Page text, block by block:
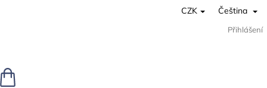
CZK Čeština
Přihlášení
NÁKUPNÍ
KOŠÍK